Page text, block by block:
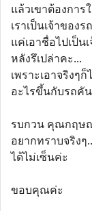
แล้วเขาต้องการ
เราเป็นเจ้าของ
แค่เอาชื่อไปเป็น
หลังรึเปล่าคะ...
เพราะเอาจริงๆ
อะไรขึ้นกับรถคัน
รบกวน คุณกฤษ
อยากทราบจริงๆ
ได้ไม่เซ็นค่ะ
ขอบคุณค่ะ